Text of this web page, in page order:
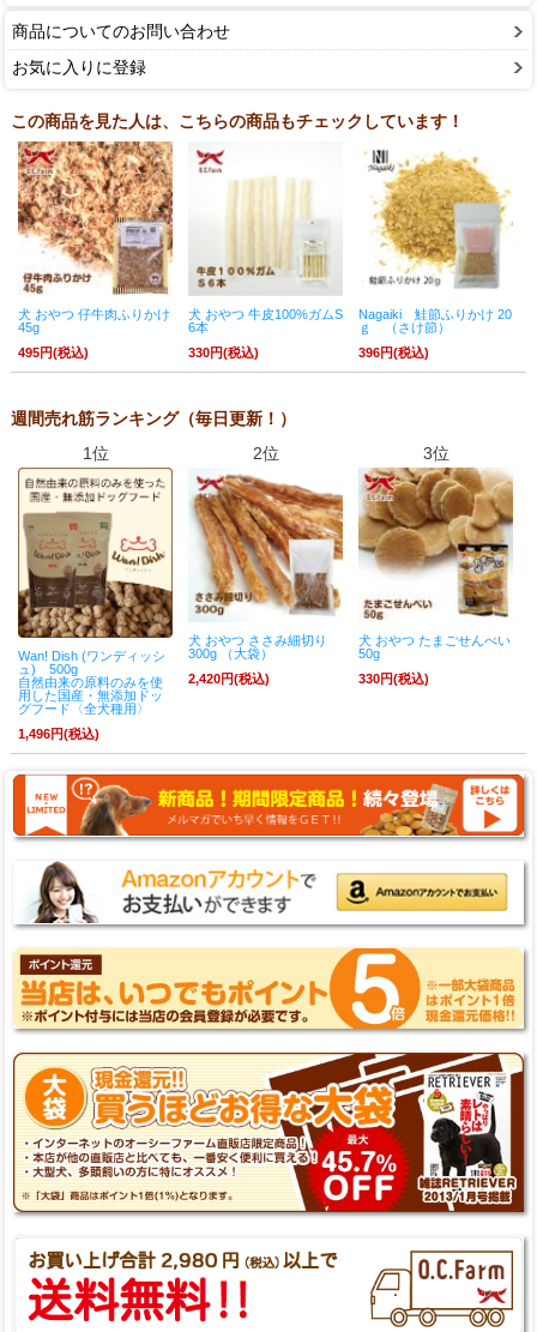
商品についてのお問い合わせ
お気に入りに登録
この商品を見た人は、こちらの商品もチェックしています！
犬 おやつ 仔牛肉ふりかけ
45g
495円(税込)
犬 おやつ 牛皮100%ガムS
6本
330円(税込)
Nagaiki 鮭節ふりかけ 20
ｇ （さけ節）
396円(税込)
週間売れ筋ランキング（毎日更新！）
1位
Wan! Dish (ワンディッシ
ュ) 500g
自然由来の原料のみを使
用した国産・無添加ドッ
グフード〈全犬種用〉
1,496円(税込)
2位
犬 おやつ ささみ細切り
300g （大袋）
2,420円(税込)
3位
犬 おやつ たまごせんべい
50g
330円(税込)